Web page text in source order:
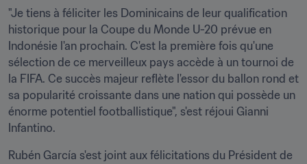
"Je tiens à féliciter les Dominicains de leur qualification
historique pour la Coupe du Monde U-20 prévue en
Indonésie l'an prochain. C'est la première fois qu'une
sélection de ce merveilleux pays accède à un tournoi de
la FIFA. Ce succès majeur reflète l'essor du ballon rond et
sa popularité croissante dans une nation qui possède un
énorme potentiel footballistique", s'est réjoui Gianni
Infantino.
Rubén García s'est joint aux félicitations du Président de